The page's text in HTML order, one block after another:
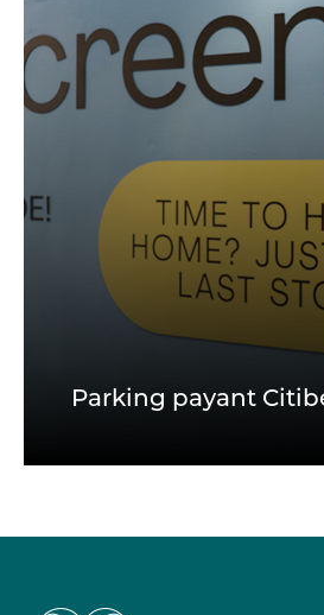
Parking payant